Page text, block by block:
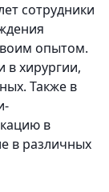
сотрудники
опытом.
в хирургии,
Также в
в
в различных